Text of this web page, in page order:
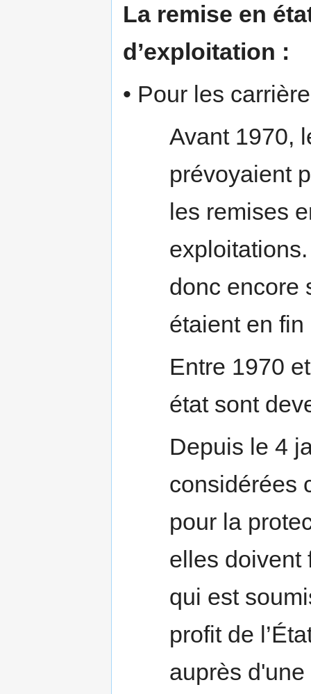
La remise en
d’exploitation :
• Pour les
Avant 1970,
prévoyaient
les remises
donc encore
étaient en fin
Entre 1970
état sont
Depuis le 4
considérées
pour la
elles doivent
qui est
profit de
auprès